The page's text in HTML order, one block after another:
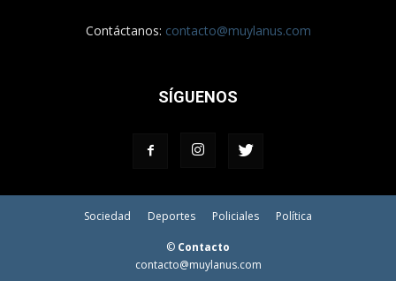
Contáctanos: contacto@muylanus.com
SÍGUENOS
Sociedad Deportes Policiales Política
© Contacto
contacto@muylanus.com